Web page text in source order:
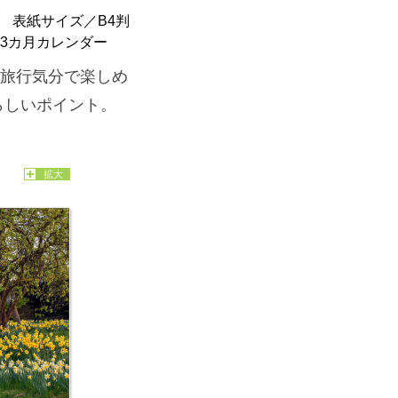
表紙サイズ／B4判
月カレンダー
行気分で楽しめ
いポイント。
拡大